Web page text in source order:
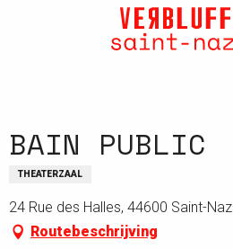
BAIN PUBLIC
THEATERZAAL
24 Rue des Halles, 44600 Saint-
Routebeschrijving